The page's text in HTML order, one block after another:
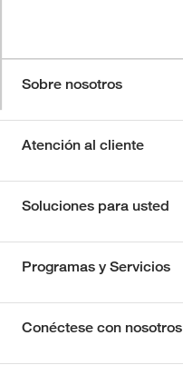
Sobre nosotros
Atención al cliente
Soluciones para usted
Programas y Servicios
Conéctese con nosotros